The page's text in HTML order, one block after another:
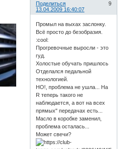
Поделиться
9
13.04.2009 16:40:07
Промыл на выхах заслонку.
Всё просто до безобразия.
:cool:
Прогревочные выросли - это
гуд.
Холостые обучать пришлось
Отделался педальной
технологией.
НО!, проблема не ушла... На
R теперь такого не
наблюдается, а вот на всех
прямых" передачах есть...
Масло в коробке заменил,
проблема осталась...
Может свечи?